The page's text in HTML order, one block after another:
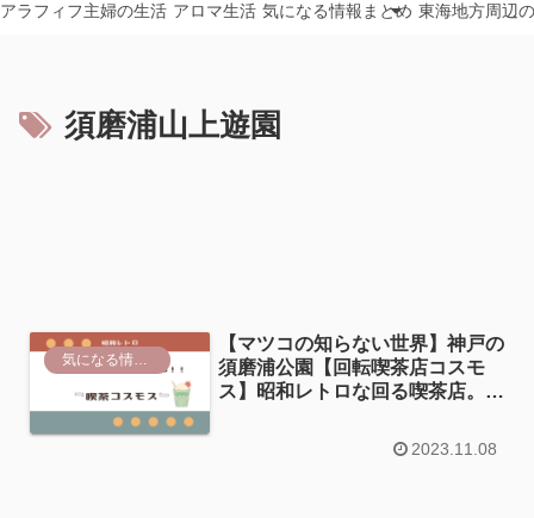
アラフィフ主婦の生活 アロマ生活 気になる情報まとめ 東海地方周辺
須磨浦山上遊園
気になる情報まとめ
【マツコの知らない世界】神戸の
須磨浦公園【回転喫茶店コスモ
ス】昭和レトロな回る喫茶店。絶
2023.11.08